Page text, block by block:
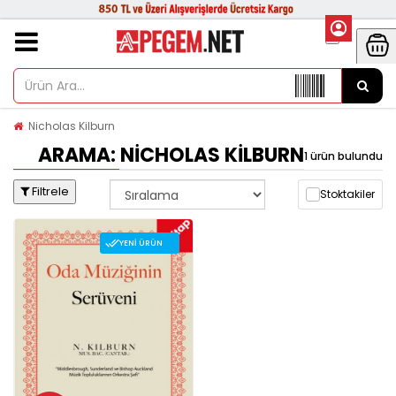
Nicholas Kilburn
ARAMA: NICHOLAS KILBURN1 ürün bulundu
Filtrele Stoktakiler
YENI ÜRÜN